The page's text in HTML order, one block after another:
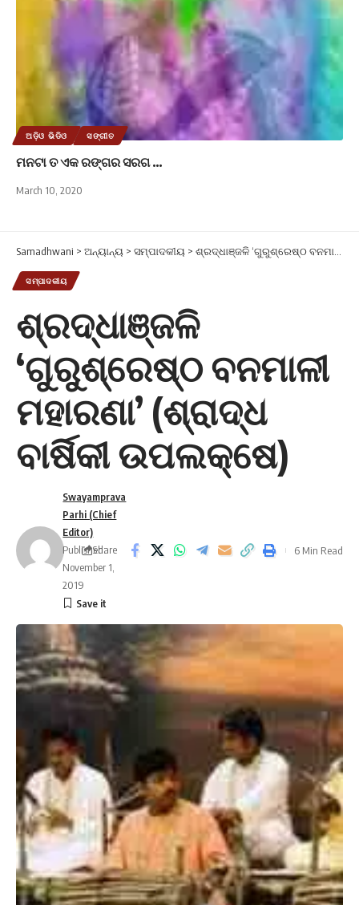
ଅଡ଼ିଓ ଭିଡିଓ ସଙ୍ଗୀତ
ମନଟା ତ ଏକ ରଙ୍ଗର ସରଗ …
March 10, 2020
Samadhwani > ଅନ୍ୟାନ୍ୟ > ସମ୍ପାଦକୀୟ > ଶ୍ରଦ୍ଧାଞ୍ଜଳି ‘ଗୁରୁଶ୍ରେଷ୍ଠ ବନମାଳୀ ମହାରଣା’ (ଶ୍ରାଦ୍ଧ ବାର୍ଷିକୀ ଉପଲକ୍ଷେ)
ସମ୍ପାଦକୀୟ
ଶ୍ରଦ୍ଧାଞ୍ଜଳି
‘ଗୁରୁଶ୍ରେଷ୍ଠ ବନମାଳୀ
ମହାରଣା’ (ଶ୍ରାଦ୍ଧ
ବାର୍ଷିକୀ ଉପଲକ୍ଷେ)
Swayamprava
Parhi (Chief
Editor)
Published:
November 1,
2019
Share 6 Min Read